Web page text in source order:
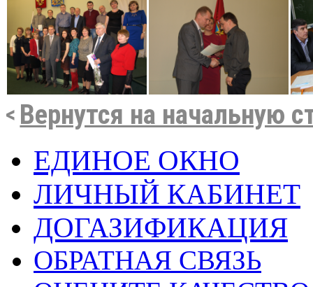
Вернутся на начальную
ЕДИНОЕ ОКНО
ЛИЧНЫЙ КАБИНЕТ
ДОГАЗИФИКАЦИЯ
ОБРАТНАЯ СВЯЗЬ